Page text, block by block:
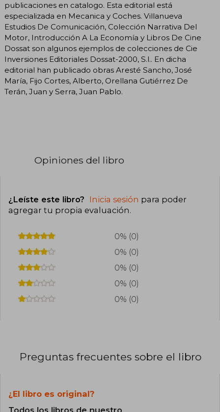
publicaciones en catalogo. Esta editorial está
especializada en Mecanica y Coches. Villanueva
Estudios De Comunicación, Colección Narrativa Del
Motor, Introducción A La Economía y Libros De Cine
Dossat son algunos ejemplos de colecciones de Cie
Inversiones Editoriales Dossat-2000, S.l.. En dicha
editorial han publicado obras Aresté Sancho, José
María, Fijo Cortes, Alberto, Orellana Gutiérrez De
Terán, Juan y Serra, Juan Pablo.
Opiniones del libro
¿Leíste este libro? Inicia sesión para poder
agregar tu propia evaluación.
0% (0)
0% (0)
0% (0)
0% (0)
0% (0)
Preguntas frecuentes sobre el libro
¿El libro es original?
Todos los libros de nuestro